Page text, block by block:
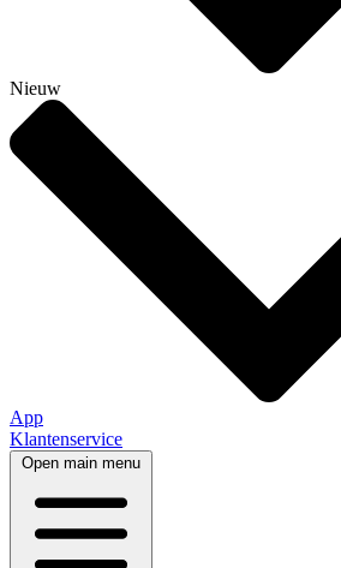
Nieuw
App
Klantenservice
Open main menu